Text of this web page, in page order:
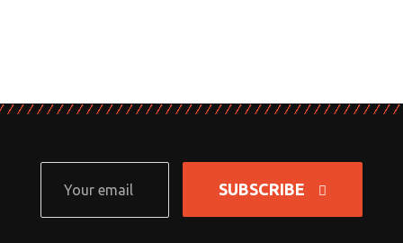
SUBSCRIBE